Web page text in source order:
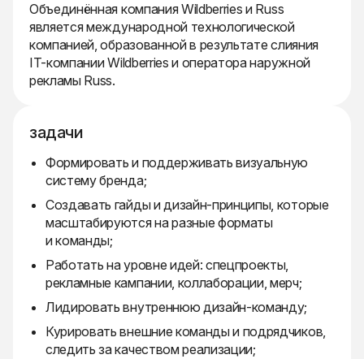
Объединённая компания Wildberries и Russ
является международной технологической
компанией, образованной в результате слияния
IT-компании Wildberries и оператора наружной
рекламы Russ.
задачи
Формировать и поддерживать визуальную
систему бренда;
Создавать гайды и дизайн-принципы, которые
масштабируются на разные форматы
и команды;
Работать на уровне идей: спецпроекты,
рекламные кампании, коллаборации, мерч;
Лидировать внутреннюю дизайн-команду;
Курировать внешние команды и подрядчиков,
следить за качеством реализации;